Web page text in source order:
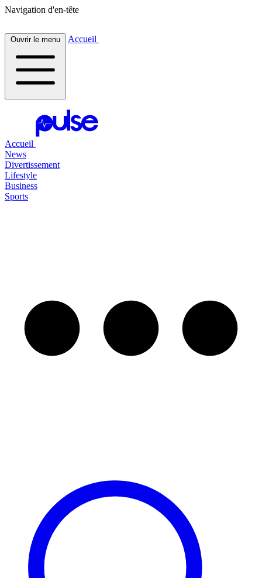
Navigation d'en-tête
Ouvrir le menu Accueil
Accueil
News
Divertissement
Lifestyle
Business
Sports